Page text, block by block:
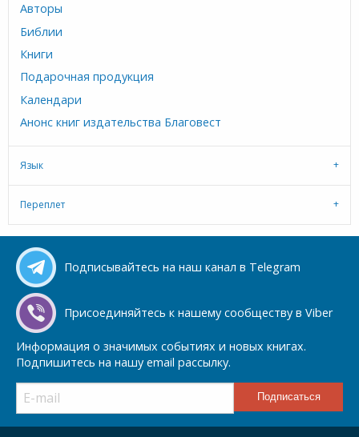
Авторы
Библии
Книги
Подарочная продукция
Календари
Анонс книг издательства Благовест
Язык
Переплет
Подписывайтесь на наш канал в Telegram
Присоединяйтесь к нашему сообществу в Viber
Информация о значимых событиях и новых книгах.
Подпишитесь на нашу email рассылку.